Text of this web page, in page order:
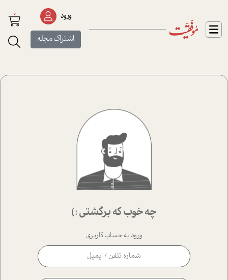
ورود
اشتراک مجله
0
چه خوب که برگشتی :)
ورود به حساب کاربری